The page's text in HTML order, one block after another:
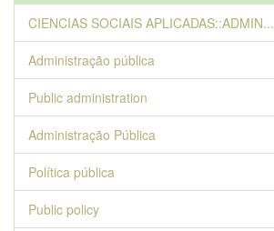
CIENCIAS SOCIAIS APLICADAS::ADMIN...
Administração pública
Public administration
Administração Pública
Política pública
Public policy